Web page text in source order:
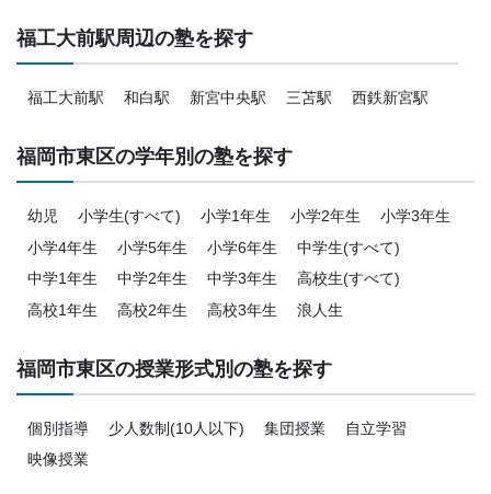
福工大前駅周辺の塾を探す
福工大前駅 和白駅 新宮中央駅 三苫駅 西鉄新宮駅
福岡市東区の学年別の塾を探す
幼児 小学生(すべて) 小学1年生 小学2年生
小学3年生
小学4年生
小学5年生 小学6年生
中学生(すべて)
中学1年生
中学2年生 中学3年生
高校生(すべて)
高校1年生
高校2年生 高校3年生 浪人生
福岡市東区の授業形式別の塾を探す
個別指導 少人数制(10人以下) 集団授業
自立学習
映像授業